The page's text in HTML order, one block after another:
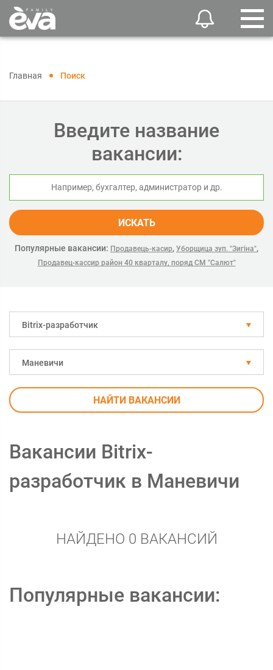
Главная Поиск
Введите название
вакансии:
ИСКАТЬ
Популярные вакансии: Продавець-касир, Уборщица зуп. "Зигіна",
Продавец-кассир район 40 кварталу, поряд СМ "Салют"
Bitrix-разработчик
Маневичи
НАЙТИ ВАКАНСИИ
Вакансии Bitrix-
разработчик в Маневичи
НАЙДЕНО 0 ВАКАНСИЙ
Популярные вакансии: